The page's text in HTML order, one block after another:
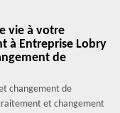
vie à votre
à Entreprise Lobry
de
changement de
et changement